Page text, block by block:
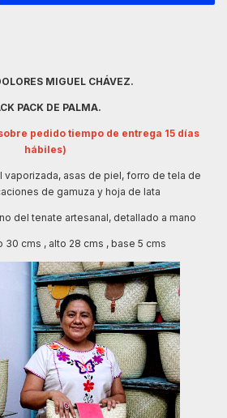
MIGUEL CHÁVEZ.
PACK DE PALMA.
pedido tiempo de entrega 15 días
hábiles)
vaporizada, asas de piel, forro de tela de
de gamuza y hoja de lata
del tenate artesanal, detallado a mano
30 cms , alto 28 cms , base 5 cms